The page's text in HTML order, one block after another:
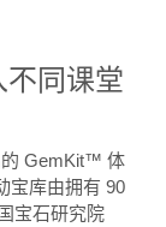
不同课堂
GemKit™ 体
宝库由拥有 90
宝石研究院